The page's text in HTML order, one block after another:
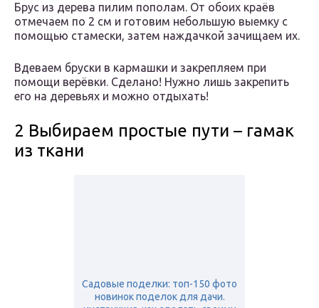
Брус из дерева пилим пополам. От обоих краёв
отмечаем по 2 см и готовим небольшую выемку с
помощью стамески, затем наждачкой зачищаем их.
Вдеваем бруски в кармашки и закрепляем при
помощи верёвки. Сделано! Нужно лишь закрепить
его на деревьях и можно отдыхать!
2 Выбираем простые пути – гамак
из ткани
Садовые поделки: топ-150 фото
новинок поделок для дачи.